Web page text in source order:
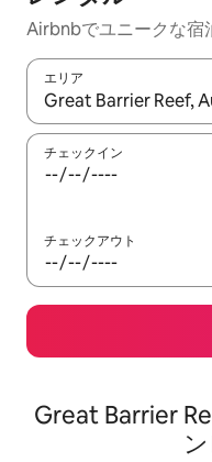
Airbnbでユニークな宿
エリア
検索結果が表示された
チェックイン
チェックアウト
Great Barrier